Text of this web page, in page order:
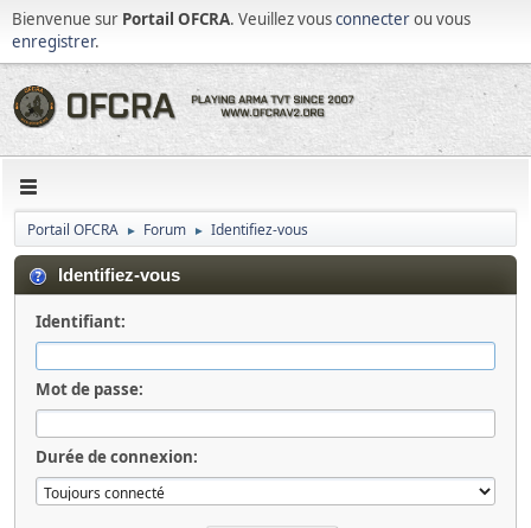
Bienvenue sur Portail OFCRA. Veuillez vousconnecterou vous
enregistrer.
Portail OFCRA ► Forum ► Identifiez-vous
Identifiez-vous
Identifiant:
Mot de passe:
Durée de connexion: